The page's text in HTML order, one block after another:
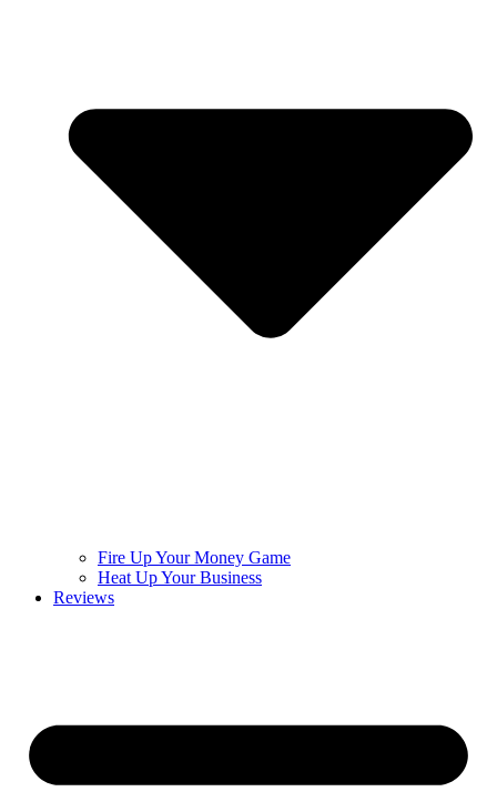
Fire Up Your Money Game
Heat Up Your Business
Reviews